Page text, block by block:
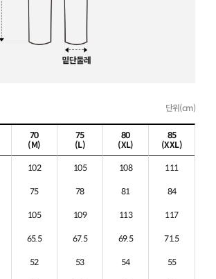
단위(cm)
70
(M)
75
(L)
80
(XL)
85
(XXL)
102 105 108 111
75 78 81 84
105 109 113 117
65.5 67.5 69.5 71.5
52 53 54 55